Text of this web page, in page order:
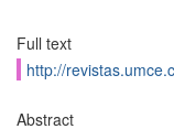
Full text
http://
Abstract